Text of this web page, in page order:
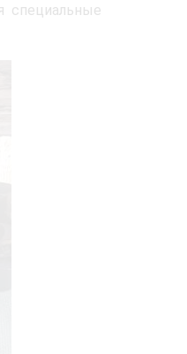
специальные